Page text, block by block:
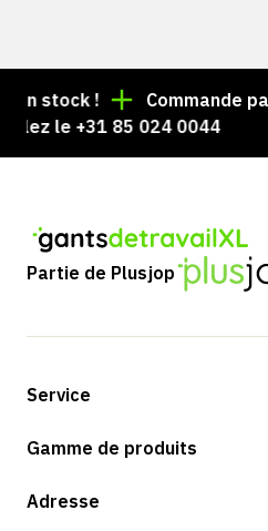
stock !
Commande
le +31 85 024 0044
Partie de Plusjop
Service
Options de paiement
Retours et service
Gamme de produits
Boutique
Adresse